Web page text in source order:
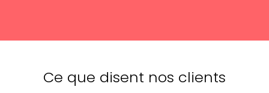
Ce que disent nos clients